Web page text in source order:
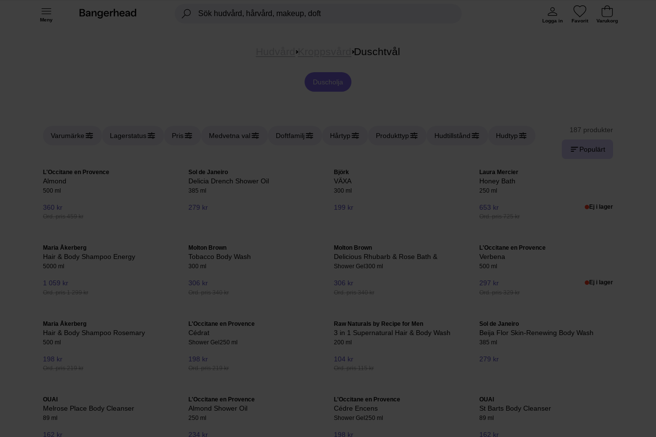
Meny Logga in Favorit Varukorg
Kroppsvård Duschtvål
Duscholja
Varumärke Lagerstatus Pris Medvetna val Doftfamilj Hårtyp Produkttyp Hudtillstånd Hudtyp
187 produkter
Populärt
L'Occitane en Provence
Almond
500 ml
360 kr
Ord. pris 459 kr
Sol de Janeiro
Delicia Drench Shower Oil
385 ml
279 kr
Björk
VÄXA
300 ml
199 kr
Laura Mercier
Honey Bath
250 ml
653 kr
Ord. pris 725 kr
Ej i lager
Maria Åkerberg
Hair & Body Shampoo Energy
5000 ml
1 059 kr
Ord. pris 1 299 kr
Molton Brown
Tobacco Body Wash
300 ml
306 kr
Ord. pris 340 kr
Molton Brown
Delicious Rhubarb & Rose Bath &
Shower Gel 300 ml
306 kr
Ord. pris 340 kr
L'Occitane en Provence
Verbena
500 ml
297 kr
Ord. pris 329 kr
Ej i lager
Maria Åkerberg
Hair & Body Shampoo Rosemary
500 ml
198 kr
Ord. pris 219 kr
L'Occitane en Provence
Cédrat
Shower Gel250 ml
198 kr
Ord. pris 219 kr
Raw Naturals by Recipe for Men
3 in 1 Supernatural Hair & Body Wash
200 ml
104 kr
Ord. pris 115 kr
Sol de Janeiro
Beija Flor Skin-Renewing Body Wash
385 ml
279 kr
OUAI
Melrose Place Body Cleanser
89 ml
162 kr
L'Occitane en Provence
Almond Shower Oil
250 ml
234 kr
L'Occitane en Provence
Cédre Encens
Shower Gel 250 ml
198 kr
OUAI
St Barts Body Cleanser
89 ml
162 kr